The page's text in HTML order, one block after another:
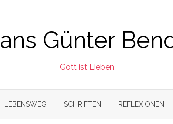
ans Günter
Gott ist Lieben
LEBENSWEG SCHRIFTEN REFLEXIONEN